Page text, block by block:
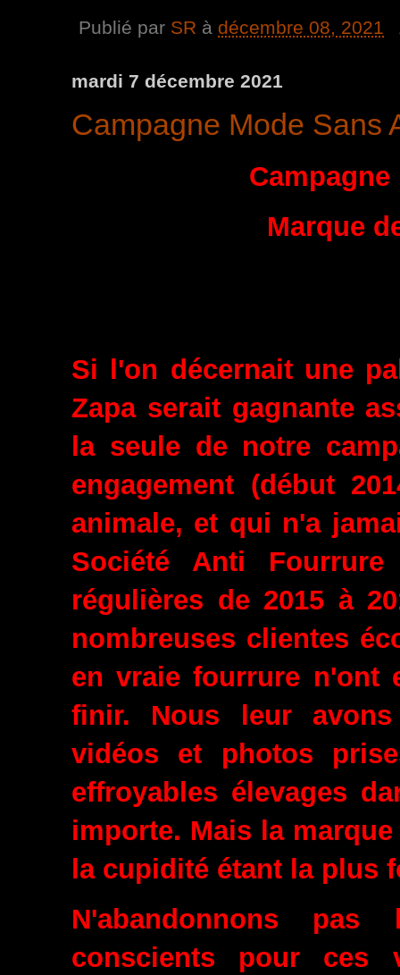
Publié par SR à décembre 08, 2021
mardi 7 décembre 2021
Campagne Mode Sans
Marque
Si l'on décernait une
Zapa serait gagnante
la seule de notre
engagement (début
animale, et qui n'a
Société Anti
régulières de 2015 à
nombreuses clientes
en vraie fourrure n'ont
finir. Nous leur
vidéos et photos
effroyables élevages
importe. Mais la
la cupidité étant la plus
N'abandonnons
conscients pour ces